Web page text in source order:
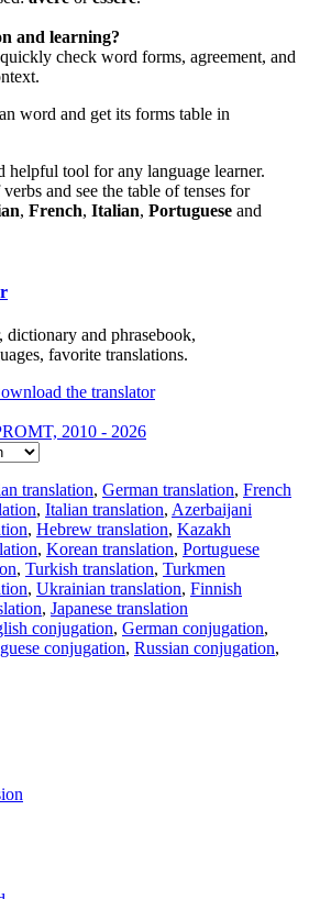
and learning?
check word forms, agreement, and
word and get its forms table in
helpful tool for any language learner.
and see the table of tenses for
, French, Italian, Portuguese and
dictionary and phrasebook,
favorite translations.
2010 - 2026
translation, German translation, French
, Italian translation, Azerbaijani
, Hebrew translation, Kazakh
, Korean translation, Portuguese
, Turkish translation, Turkmen
, Ukrainian translation, Finnish
, Japanese translation
conjugation, German conjugation,
conjugation, Russian conjugation,